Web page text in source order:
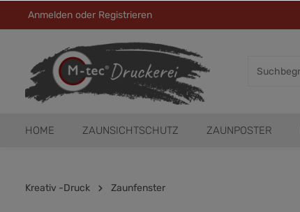
Anmelden oder Registrieren
HOME ZAUNSICHTSCHUTZ ZAUNPOSTER
Kreativ -Druck Zaunfenster